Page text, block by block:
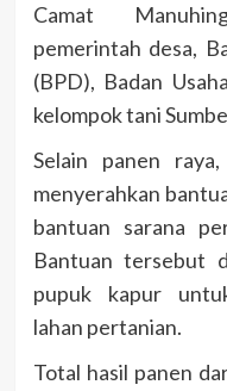
Camat
pemerintah desa,
(BPD), Badan
kelompok tani
Selain panen
menyerahkan
bantuan sarana
Bantuan tersebut
pupuk kapur
lahan pertanian.
Total hasil panen